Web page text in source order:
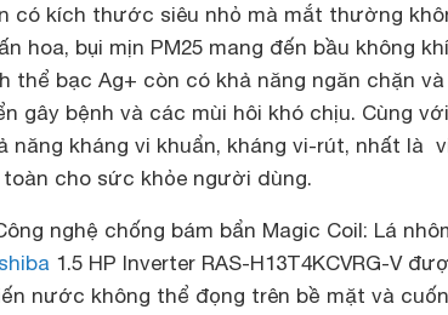
có kích thước siêu nhỏ mà mắt thường
hoa, bụi mịn PM25 mang đến bầu không
thể bạc Ag+ còn có khả năng ngăn chặn
gây bệnh và các mùi hôi khó chịu. Cùng
năng kháng vi khuẩn, kháng vi-rút, nhất là
toàn cho sức khỏe người dùng.
nghệ chống bám bẩn Magic Coil: Lá
1.5 HP Inverter RAS-H13T4KCVRG-V
nước không thể đọng trên bề mặt và